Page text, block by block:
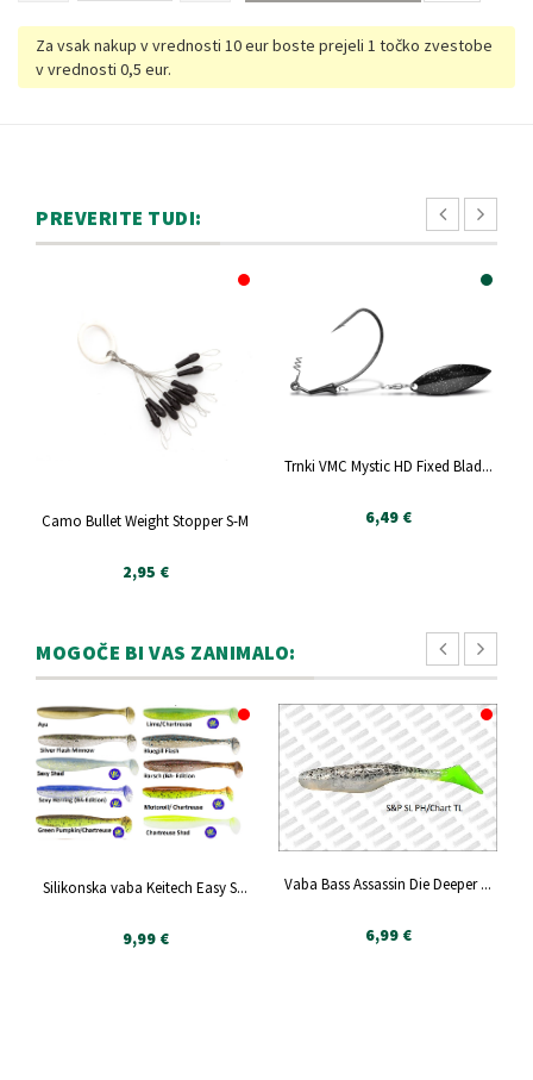
Za vsak nakup v vrednosti 10 eur boste prejeli 1 točko zvestobe
v vrednosti 0,5 eur.
PREVERITE TUDI:
Camo Bullet Weight Stopper S-M
2,95 €
Trnki VMC Mystic HD Fixed Blad...
6,49 €
MOGOČE BI VAS ZANIMALO:
Silikonska vaba Keitech Easy S...
9,99 €
Vaba Bass Assassin Die Deeper ...
6,99 €